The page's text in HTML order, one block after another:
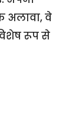
अलावा, वे
रूप से